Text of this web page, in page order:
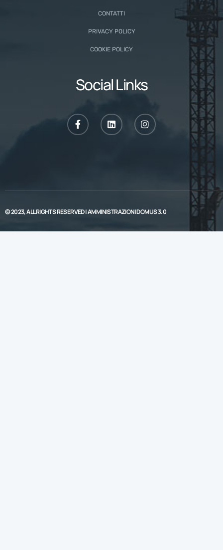
CONTATTI
PRIVACY POLICY
COOKIE POLICY
Social Links
© 2023, ALL RIGHTS RESERVED |AMMINISTRAZIONI DOMUS 3.0